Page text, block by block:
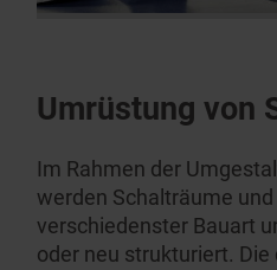
Umrüstung von
Im Rahmen der
werden Schalträume
verschie­denster Bauart
oder neu strukturiert.